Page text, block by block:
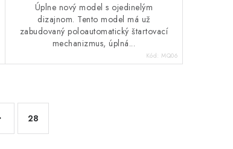
Úplne nový model s ojedinelým
dizajnom. Tento model má už
zabudovaný poloautomatický štartovací
mechanizmus, úplná...
Kód: MQ06
28